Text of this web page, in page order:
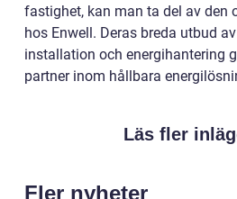
fastighet, kan man ta del av den
hos Enwell. Deras breda utbud
installation och energihantering
partner inom hållbara
Läs fler
Fler nyheter